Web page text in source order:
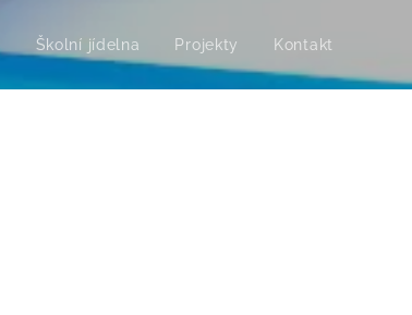
Školní jídelna Projekty Kontakt